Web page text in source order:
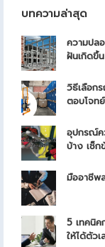
บทความล่าสุด
ความปล
ฝันเกิดขึ้
วิธีเลือก
ตอบโจท
อุปกรณ์ค
บ้าง เช็ก
มืออาชีพ
5 เทคนิค
ให้ได้ตัว